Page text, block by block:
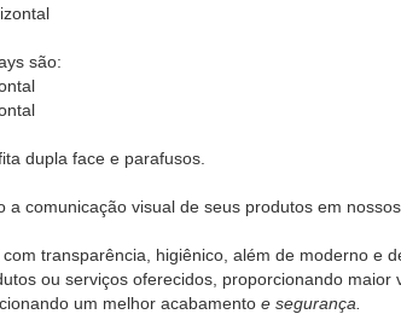
são:
dupla face e parafusos.
a comunicação visual de seus produtos em nossos
com transparência, higiênico, além de moderno e
ou serviços oferecidos, proporcionando maior
um melhor acabamento e segurança.